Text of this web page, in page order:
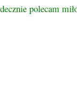
polecam